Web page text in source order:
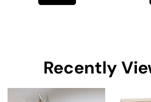
Recently